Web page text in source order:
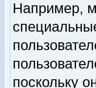
Например,
поскольку